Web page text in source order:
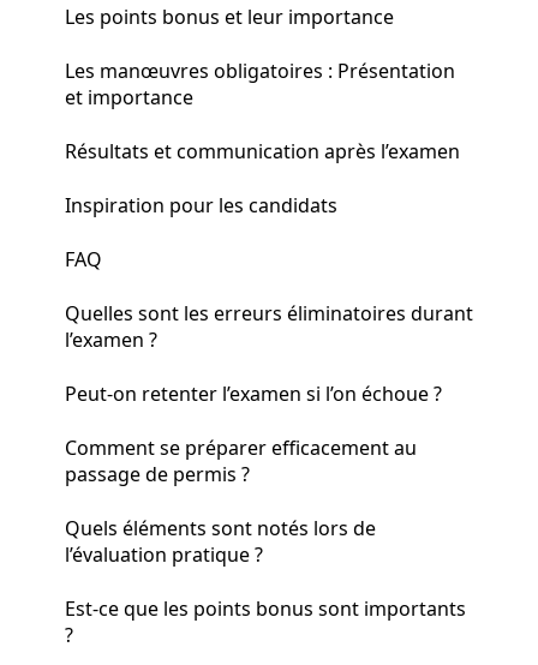
Les points bonus et leur importance
Les manœuvres obligatoires : Présentation
et importance
Résultats et communication après l’examen
Inspiration pour les candidats
FAQ
Quelles sont les erreurs éliminatoires durant
l’examen ?
Peut-on retenter l’examen si l’on échoue ?
Comment se préparer efficacement au
passage de permis ?
Quels éléments sont notés lors de
l’évaluation pratique ?
Est-ce que les points bonus sont importants
?